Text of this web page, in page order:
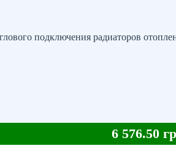
подключения радиаторов
6 576.50